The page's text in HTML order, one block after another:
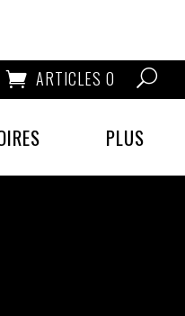
ARTICLES 0
PLUS